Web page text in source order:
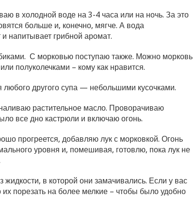
в холодной воде на 3-4 часа или на ночь. За это
больше и, конечно, мягче. А вода
напитывает грибной аромат.
С морковью поступаю также. Можно морковь
полуколечками – кому как нравится.
любого другого супа — небольшими кусочками.
растительное масло. Проворачиваю
все дно кастрюли и включаю огонь.
прогреется, добавляю лук с морковкой. Огонь
уровня и, помешивая, готовлю, пока лук не
в которой они замачивались. Если у вас
порезать на более мелкие – чтобы было удобно